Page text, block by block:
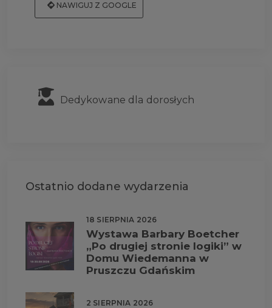
NAWIGUJ Z GOOGLE
Dedykowane dla dorosłych
Ostatnio dodane wydarzenia
18 SIERPNIA 2026
Wystawa Barbary Boetcher
„Po drugiej stronie logiki” w
Domu Wiedemanna w
Pruszczu Gdańskim
2 SIERPNIA 2026